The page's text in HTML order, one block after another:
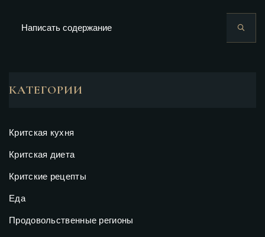
КАТЕГОРИИ
Критская кухня
Критская диета
Критские рецепты
Еда
Продовольственные регионы